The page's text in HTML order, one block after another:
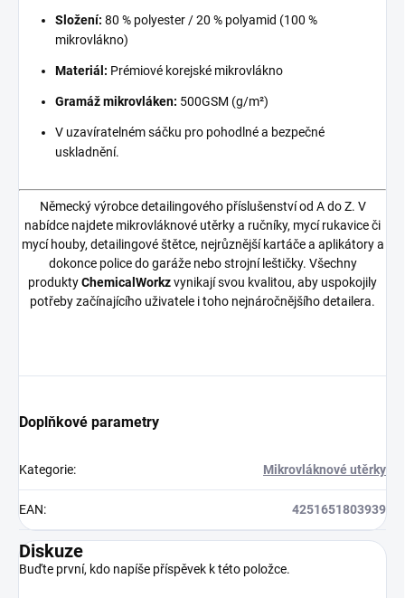
Složení: 80 % polyester / 20 % polyamid (100 %
mikrovlákno)
Materiál: Prémiové korejské mikrovlákno
Gramáž mikrovláken: 500GSM (g/m²)
V uzavíratelném sáčku pro pohodlné a bezpečné
uskladnění.
Německý výrobce detailingového příslušenství od A do Z. V
nabídce najdete mikrovláknové utěrky a ručníky, mycí rukavice či
mycí houby, detailingové štětce, nejrůznější kartáče a aplikátory a
dokonce police do garáže nebo strojní leštičky. Všechny
produktyChemicalWorkzvynikají svou kvalitou, aby uspokojily
potřeby začínajícího uživatele i toho nejnáročnějšího detailera.
Doplňkové parametry
Kategorie: Mikrovláknové utěrky
EAN: 4251651803939
Diskuze
Buďte první, kdo napíše příspěvek k této položce.